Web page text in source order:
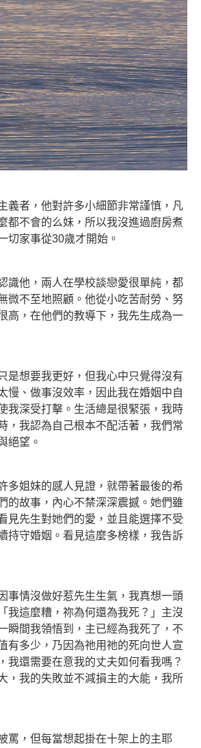
義者，他對許多小細節非常謹慎，凡
都不會的么妹，所以我沒進過廚房煮
切家事從30歲才開始。
識他，兩人在學校談戀愛很單純，都
微不至地照顧。他從小吃苦耐勞、努
高，在他們的教導下，我先生成為一
是想要我更好，但我心中只覺得沒有
慢、做事沒效率，因此我在婚姻中自
我深受打擊。生活總是很緊張，我時
，我認為自己根本不配活著，我們常
絕望。
多姐妹的感人見證，就帶著最後的希
的故事，內心不禁深深震撼。她們雖
見先生對她們的愛，並且能選擇不受
持守婚姻。看見這麼多榜樣，我告訴
事情沒做好惹先生生氣，我真想一頭
我這麼糟，祢為何還為我死？」主沒
瞬間我領悟到，主已經為我死了，不
有多少，乃因為祂用祂的死向世人宣
我還需要在意我的丈夫如何看我嗎？
，我的失敗並不減損主的大能，我所
罵，但每當想起掛在十架上的主耶